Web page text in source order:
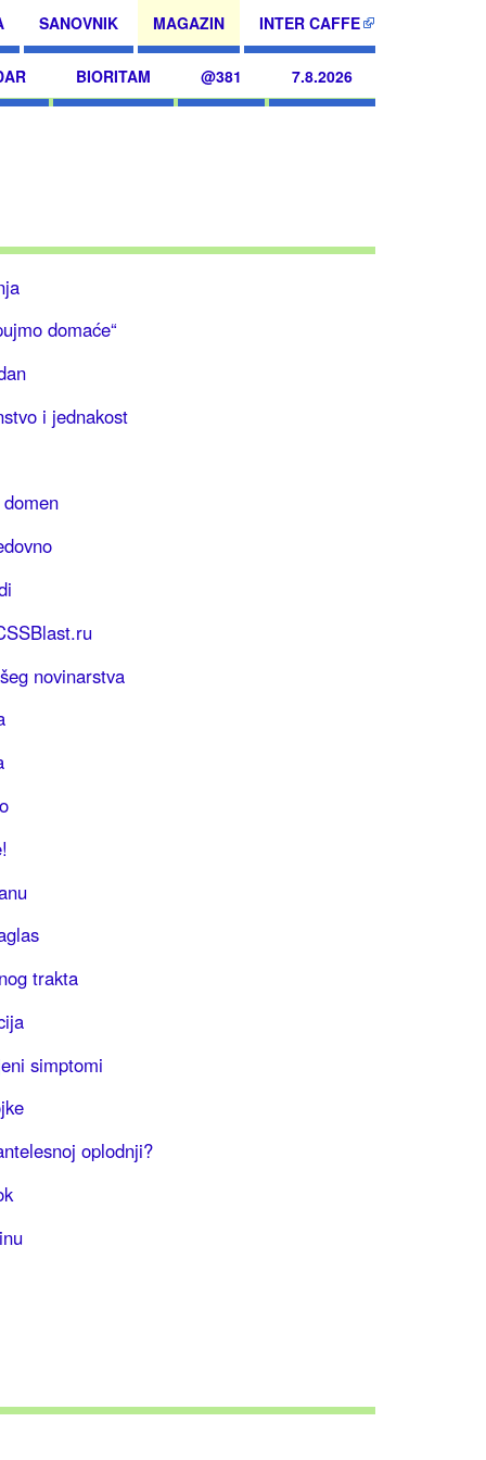
SANOVNIK MAGAZIN INTER CAFFE
BIORITAM @381 7.8.2026
domaće“
i jednakost
novinarstva
trakta
simptomi
oplodnji?